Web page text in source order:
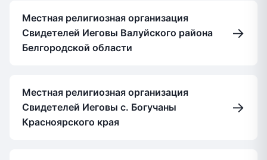
Местная религиозная организация
Свидетелей Иеговы Валуйского района
Белгородской области
→
Местная религиозная организация
Свидетелей Иеговы с. Богучаны
Красноярского края
→